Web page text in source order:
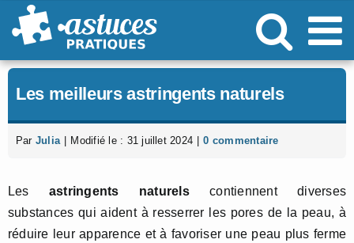
Passer
au
Les meilleurs astringents naturels
Par Julia Modifié le : 31 juillet 2024 0 commentaire
Lesastringents naturelscontiennent diverses
substances qui aident à resserrer les pores de la peau, à
réduire leur apparence et à favoriser une peau plus ferme